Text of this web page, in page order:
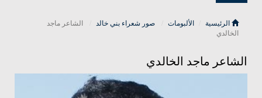
الرئيسية الألبومات صور شعراء بني خالد
الشاعر ماجد
الخالدي
الشاعر ماجد الخالدي